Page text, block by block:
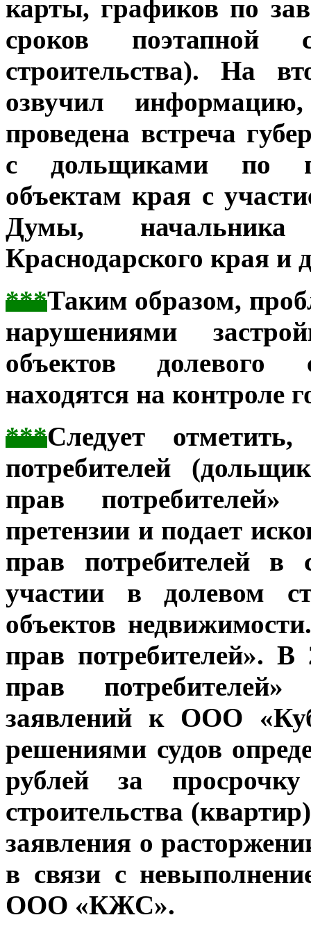
карты, графиков по
сроков поэтапной
строительства). На
озвучил
проведена встреча
с дольщиками по
объектам края с
Думы,
Краснодарского края и
***Таким образом,
нарушениями
объектов долевого
находятся на контроле
***Следует
потребителей
прав потребителей»
претензии и подает
прав потребителей в
участии в долевом
объектов
прав потребителей».
прав
заявлений к ООО
решениями судов
рублей за
строительства
заявления о
в связи с
ООО «КЖС».